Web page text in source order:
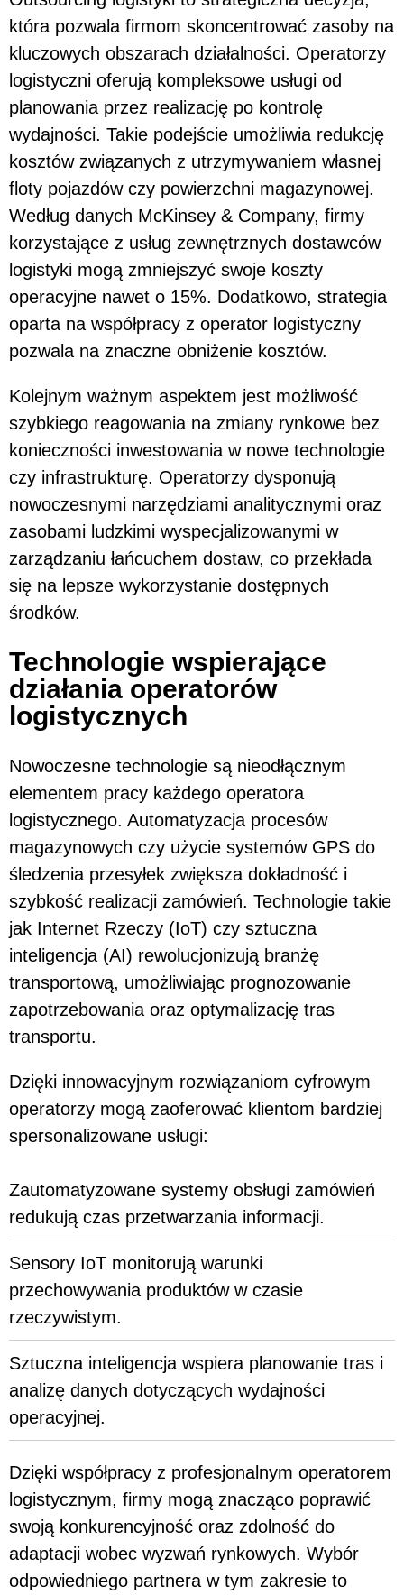
która pozwala firmom skoncentrować zasoby na
kluczowych obszarach działalności. Operatorzy
logistyczni oferują kompleksowe usługi od
planowania przez realizację po kontrolę
wydajności. Takie podejście umożliwia redukcję
kosztów związanych z utrzymywaniem własnej
floty pojazdów czy powierzchni magazynowej.
Według danych McKinsey & Company, firmy
korzystające z usług zewnętrznych dostawców
logistyki mogą zmniejszyć swoje koszty
operacyjne nawet o 15%. Dodatkowo, strategia
oparta na współpracy z operator logistyczny
pozwala na znaczne obniżenie kosztów.
Kolejnym ważnym aspektem jest możliwość
szybkiego reagowania na zmiany rynkowe bez
konieczności inwestowania w nowe technologie
czy infrastrukturę. Operatorzy dysponują
nowoczesnymi narzędziami analitycznymi oraz
zasobami ludzkimi wyspecjalizowanymi w
zarządzaniu łańcuchem dostaw, co przekłada
się na lepsze wykorzystanie dostępnych
środków.
Technologie wspierające
działania operatorów
logistycznych
Nowoczesne technologie są nieodłącznym
elementem pracy każdego operatora
logistycznego. Automatyzacja procesów
magazynowych czy użycie systemów GPS do
śledzenia przesyłek zwiększa dokładność i
szybkość realizacji zamówień. Technologie takie
jak Internet Rzeczy (IoT) czy sztuczna
inteligencja (AI) rewolucjonizują branżę
transportową, umożliwiając prognozowanie
zapotrzebowania oraz optymalizację tras
transportu.
Dzięki innowacyjnym rozwiązaniom cyfrowym
operatorzy mogą zaoferować klientom bardziej
spersonalizowane usługi:
Zautomatyzowane systemy obsługi zamówień
redukują czas przetwarzania informacji.
Sensory IoT monitorują warunki
przechowywania produktów w czasie
rzeczywistym.
Sztuczna inteligencja wspiera planowanie tras i
analizę danych dotyczących wydajności
operacyjnej.
Dzięki współpracy z profesjonalnym operatorem
logistycznym, firmy mogą znacząco poprawić
swoją konkurencyjność oraz zdolność do
adaptacji wobec wyzwań rynkowych. Wybór
odpowiedniego partnera w tym zakresie to